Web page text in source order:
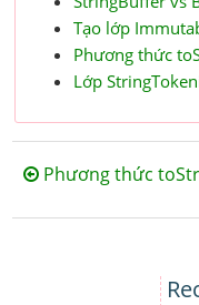
Tạo lớp
Phương thức
Lớp
Phương thức